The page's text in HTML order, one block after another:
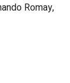
Romay,